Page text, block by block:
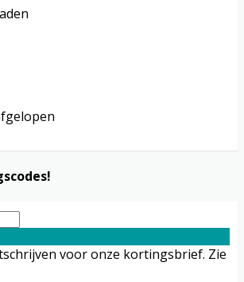
voor onze kortingsbrief. Zie